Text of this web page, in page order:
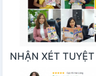
NHẬN XÉT